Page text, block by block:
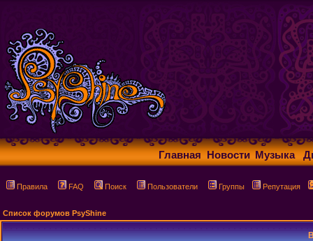
Главная Новости Музыка
Правила FAQ Поиск Пользователи Группы Репутация
Список форумов PsyShine